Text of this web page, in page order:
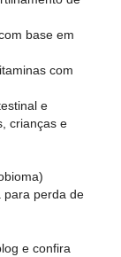
base em
com
e
crianças e
para perda de
e confira